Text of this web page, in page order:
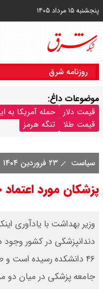
پنجشنبه ۱۵ مرداد ۱۴۰۵
روزنامه شرق
موضوعات داغ:
قیمت دلار حمله آمریکا به
قیمت طلا
تنگه هرمز
سیاست ۲۳ فروردین ۱۴۰۴
پزشکان مورد
وزیر بهداشت با یادآوری
دندانپزشکی در کشور وجود
۴۶ دانشکده رسیده
جامعه پزشکی در میان دو